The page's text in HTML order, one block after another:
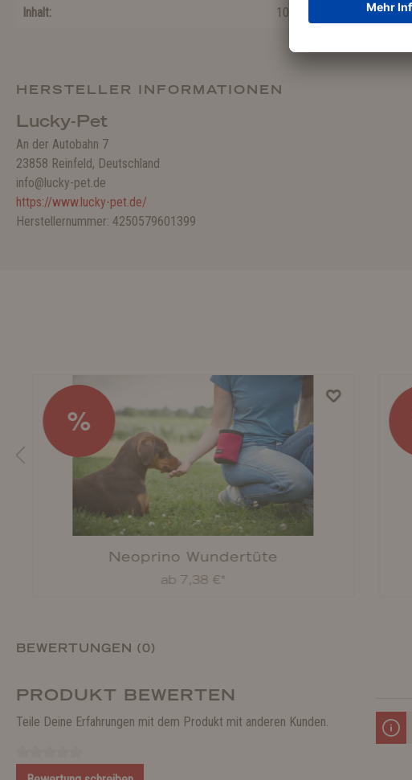
Inhalt: 100 g
HERSTELLER INFORMATIONEN
Lucky-Pet
An der Autobahn 7
23858 Reinfeld, Deutschland
info@lucky-pet.de
https://www.lucky-pet.de/
Herstellernummer: 4250579601399
%
Neoprino Wundertüte
ab 7,38 €*
BEWERTUNGEN (0)
PRODUKT BEWERTEN
Teile Deine Erfahrungen mit dem Produkt mit anderen Kunden.